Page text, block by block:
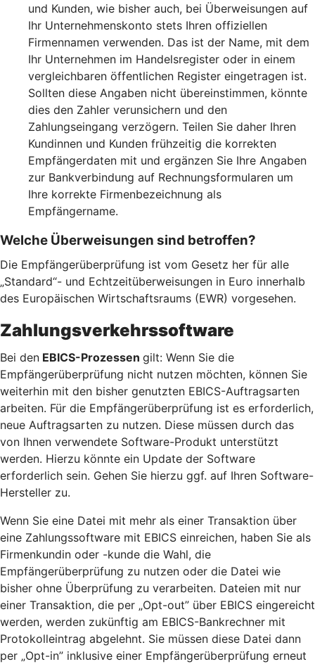
und Kunden, wie bisher auch, bei Überweisungen auf
Ihr Unternehmenskonto stets Ihren offiziellen
Firmennamen verwenden. Das ist der Name, mit dem
Ihr Unternehmen im Handelsregister oder in einem
vergleichbaren öffentlichen Register eingetragen ist.
Sollten diese Angaben nicht übereinstimmen, könnte
dies den Zahler verunsichern und den
Zahlungseingang verzögern. Teilen Sie daher Ihren
Kundinnen und Kunden frühzeitig die korrekten
Empfängerdaten mit und ergänzen Sie Ihre Angaben
zur Bankverbindung auf Rechnungsformularen um
Ihre korrekte Firmenbezeichnung als
Empfängername.
Welche Überweisungen sind betroffen?
Die Empfängerüberprüfung ist vom Gesetz her für alle
„Standard“- und Echtzeitüberweisungen in Euro innerhalb
des Europäischen Wirtschaftsraums (EWR) vorgesehen.
Zahlungsverkehrssoftware
Bei den EBICS-Prozessen gilt: Wenn Sie die
Empfängerüberprüfung nicht nutzen möchten, können Sie
weiterhin mit den bisher genutzten EBICS-Auftragsarten
arbeiten. Für die Empfängerüberprüfung ist es erforderlich,
neue Auftragsarten zu nutzen. Diese müssen durch das
von Ihnen verwendete Software-Produkt unterstützt
werden. Hierzu könnte ein Update der Software
erforderlich sein. Gehen Sie hierzu ggf. auf Ihren Software-
Hersteller zu.
Wenn Sie eine Datei mit mehr als einer Transaktion über
eine Zahlungssoftware mit EBICS einreichen, haben Sie als
Firmenkundin oder -kunde die Wahl, die
Empfängerüberprüfung zu nutzen oder die Datei wie
bisher ohne Überprüfung zu verarbeiten. Dateien mit nur
einer Transaktion, die per „Opt-out” über EBICS eingereicht
werden, werden zukünftig am EBICS-Bankrechner mit
Protokolleintrag abgelehnt. Sie müssen diese Datei dann
per „Opt-in” inklusive einer Empfängerüberprüfung erneut